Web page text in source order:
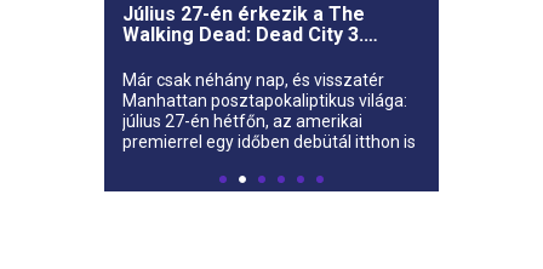
Július 27-én érkezik a The
Walking Dead: Dead City 3.
Már csak néhány nap, és visszatér
Manhattan posztapokaliptikus világa:
július 27-én hétfőn, az amerikai
premierrel egy időben debütál itthon is
City harmadik évada.